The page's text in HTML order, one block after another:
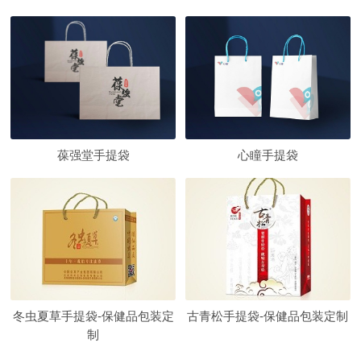
葆强堂手提袋 心瞳手提袋
冬虫夏草手提袋-保健品包装定
制
古青松手提袋-保健品包装定制